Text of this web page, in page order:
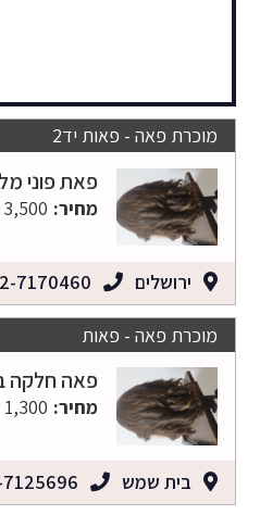
מוכרת פאה - פאות יד2
פאת פוני
מחיר: 3,500 ₪
ירושלים 7170460
מוכרת פאה - פאות
פאה חלקה
מחיר: 1,300 ₪
בית שמש